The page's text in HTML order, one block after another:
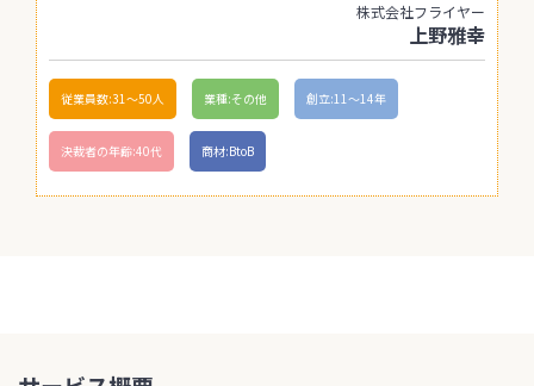
株式会社フライヤー
上野雅幸
従業員数:31〜50人 業種:その他 創立:11〜14年
決裁者の年齢:40代 商材:BtoB